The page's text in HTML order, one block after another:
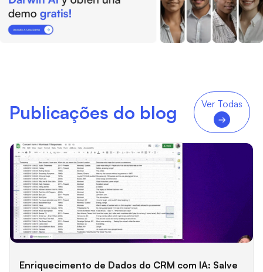
Publicações do blog Ver Todas
Enriquecimento de Dados do CRM com IA: Salve